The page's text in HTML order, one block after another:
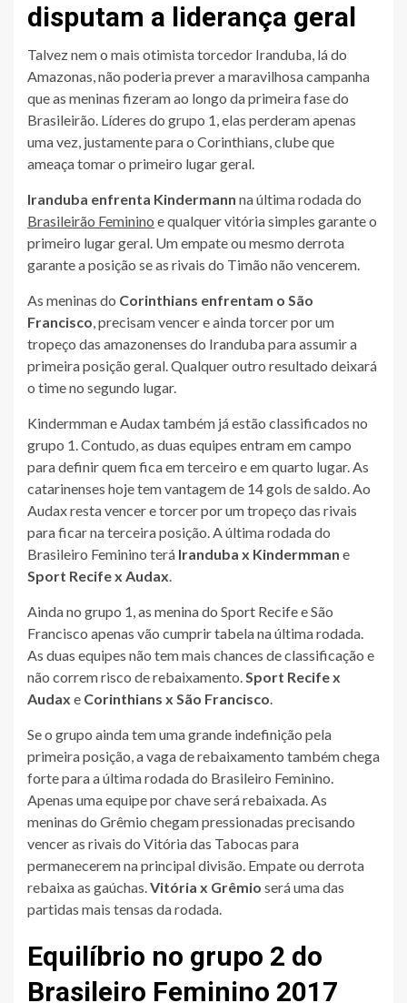
disputam a liderança geral
Talvez nem o mais otimista torcedor Iranduba, lá do
Amazonas, não poderia prever a maravilhosa campanha
que as meninas fizeram ao longo da primeira fase do
Brasileirão. Líderes do grupo 1, elas perderam apenas
uma vez, justamente para o Corinthians, clube que
ameaça tomar o primeiro lugar geral.
Iranduba enfrenta Kindermann na última rodada do
Brasileirão Feminino e qualquer vitória simples garante o
primeiro lugar geral. Um empate ou mesmo derrota
garante a posição se as rivais do Timão não vencerem.
As meninas do Corinthians enfrentam o São
Francisco, precisam vencer e ainda torcer por um
tropeço das amazonenses do Iranduba para assumir a
primeira posição geral. Qualquer outro resultado deixará
o time no segundo lugar.
Kindermman e Audax também já estão classificados no
grupo 1. Contudo, as duas equipes entram em campo
para definir quem fica em terceiro e em quarto lugar. As
catarinenses hoje tem vantagem de 14 gols de saldo. Ao
Audax resta vencer e torcer por um tropeço das rivais
para ficar na terceira posição. A última rodada do
Brasileiro Feminino terá Iranduba x Kindermman e
Sport Recife x Audax.
Ainda no grupo 1, as menina do Sport Recife e São
Francisco apenas vão cumprir tabela na última rodada.
As duas equipes não tem mais chances de classificação e
não correm risco de rebaixamento.Sport Recife x
Audax e Corinthians x São Francisco.
Se o grupo ainda tem uma grande indefinição pela
primeira posição, a vaga de rebaixamento também chega
forte para a última rodada do Brasileiro Feminino.
Apenas uma equipe por chave será rebaixada. As
meninas do Grêmio chegam pressionadas precisando
vencer as rivais do Vitória das Tabocas para
permanecerem na principal divisão. Empate ou derrota
rebaixa as gaúchas.Vitória x Grêmio será uma das
partidas mais tensas da rodada.
Equilíbrio no grupo 2 do
Brasileiro Feminino 2017